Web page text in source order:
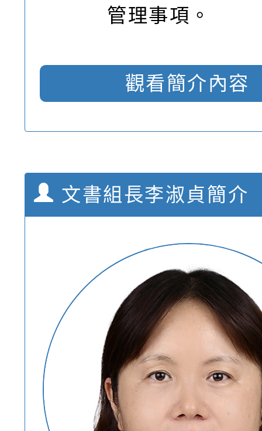
管理事項。
觀看簡介內容
文書組長李淑貞簡介